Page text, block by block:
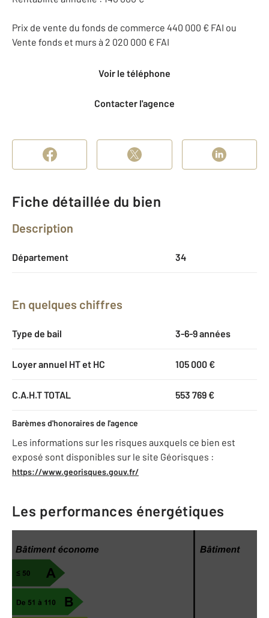
Prix de vente du fonds de commerce 440 000 € FAI ou
Vente fonds et murs à 2 020 000 € FAI
Voir le téléphone
Contacter l'agence
Fiche détaillée du bien
Description
Département 34
En quelques chiffres
Type de bail 3-6-9 années
Loyer annuel HT et HC 105 000 €
C.A.H.T TOTAL 553 769 €
Barèmes d'honoraires de l'agence
Les informations sur les risques auxquels ce bien est
exposé sont disponibles sur le site Géorisques :
https://www.georisques.gouv.fr/
Les performances énergétiques